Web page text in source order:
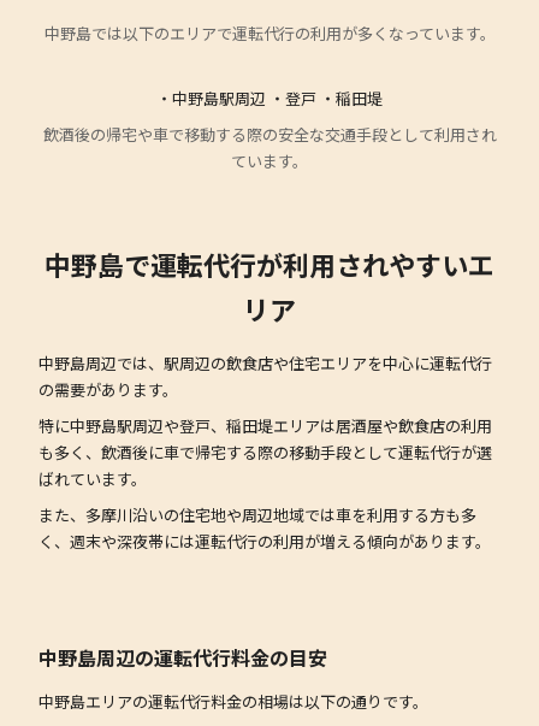
中野島では以下のエリアで運転代行の利用が多くなっています。
・中野島駅周辺 ・登戸 ・稲田堤
飲酒後の帰宅や車で移動する際の安全な交通手段として利用され
ています。
中野島で運転代行が利用されやすいエ
リア
中野島周辺では、駅周辺の飲食店や住宅エリアを中心に運転代行
の需要があります。
特に中野島駅周辺や登戸、稲田堤エリアは居酒屋や飲食店の利用
も多く、飲酒後に車で帰宅する際の移動手段として運転代行が選
ばれています。
また、多摩川沿いの住宅地や周辺地域では車を利用する方も多
く、週末や深夜帯には運転代行の利用が増える傾向があります。
中野島周辺の運転代行料金の目安
中野島エリアの運転代行料金の相場は以下の通りです。